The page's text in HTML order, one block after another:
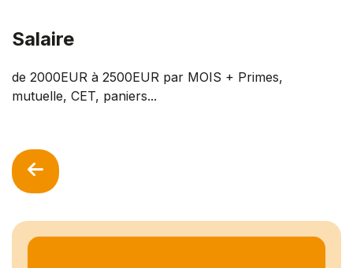
Salaire
de 2000EUR à 2500EUR par MOIS + Primes,
mutuelle, CET, paniers...